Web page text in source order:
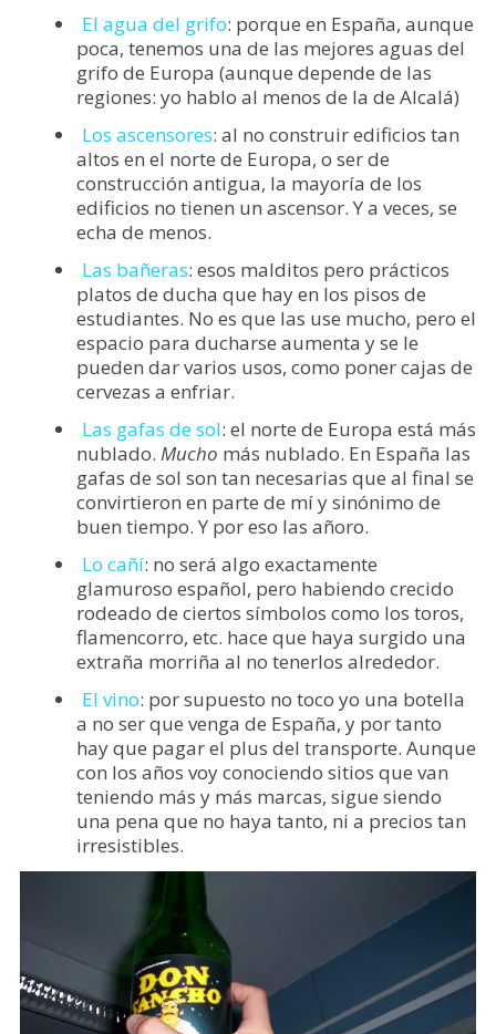
El agua del grifo: porque en España, aunque
poca, tenemos una de las mejores aguas del
grifo de Europa (aunque depende de las
regiones: yo hablo al menos de la de Alcalá)
Los ascensores: al no construir edificios tan
altos en el norte de Europa, o ser de
construcción antigua, la mayoría de los
edificios no tienen un ascensor. Y a veces, se
echa de menos.
Las bañeras: esos malditos pero prácticos
platos de ducha que hay en los pisos de
estudiantes. No es que las use mucho, pero el
espacio para ducharse aumenta y se le
pueden dar varios usos, como poner cajas de
cervezas a enfriar.
Las gafas de sol: el norte de Europa está más
nublado. Mucho más nublado. En España las
gafas de sol son tan necesarias que al final se
convirtieron en parte de mí y sinónimo de
buen tiempo. Y por eso las añoro.
Lo cañí: no será algo exactamente
glamuroso español, pero habiendo crecido
rodeado de ciertos símbolos como los toros,
flamencorro, etc. hace que haya surgido una
extraña morriña al no tenerlos alrededor.
El vino: por supuesto no toco yo una botella
a no ser que venga de España, y por tanto
hay que pagar el plus del transporte. Aunque
con los años voy conociendo sitios que van
teniendo más y más marcas, sigue siendo
una pena que no haya tanto, ni a precios tan
irresistibles.